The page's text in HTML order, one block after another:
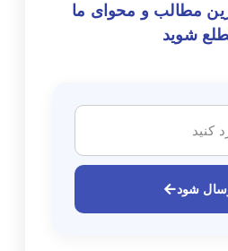
مطالب و محوای ما
شوید
شود